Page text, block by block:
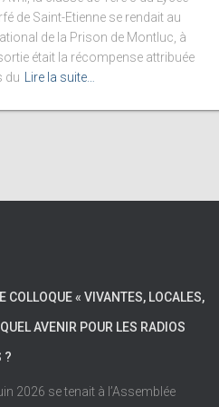
de Saint-Etienne se rendait au
de la Prison de Montluc, à
sortie était la récompense attribuée
du
Lire la suite…
COLLOQUE « VIVANTES, LOCALES,
AVENIR POUR LES RADIOS
?
2026 se tenait à l’Assemblée